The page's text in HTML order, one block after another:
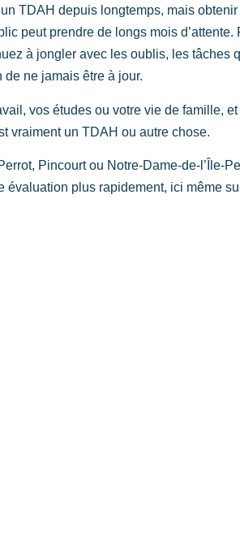
TDAH depuis longtemps, mais
peut prendre de longs mois d’attente.
à jongler avec les oublis, les tâches
de ne jamais être à jour.
vos études ou votre vie de famille,
vraiment un TDAH ou autre chose.
Pincourt ou Notre-Dame-de-l’Île-
évaluation plus rapidement, ici même